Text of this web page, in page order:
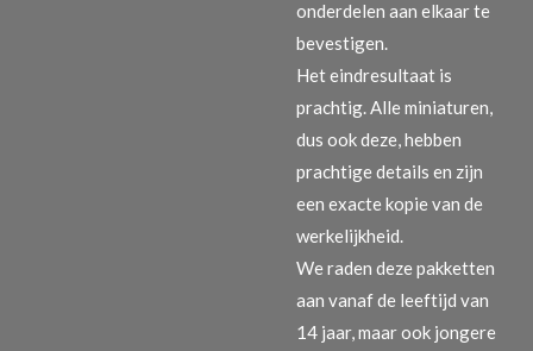
onderdelen aan elkaar te
bevestigen.
Het eindresultaat is
prachtig. Alle miniaturen,
dus ook deze, hebben
prachtige details en zijn
een exacte kopie van de
werkelijkheid.
We raden deze pakketten
aan vanaf de leeftijd van
14 jaar, maar ook jongere